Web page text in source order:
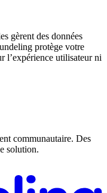
gèrent des données
protège votre
l’expérience utilisateur ni
communautaire. Des
solution.